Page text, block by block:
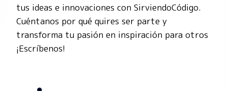
tus ideas e innovaciones con SirviendoCódigo.
Cuéntanos por qué quires ser parte y
transforma tu pasión en inspiración para otros
¡Escríbenos!